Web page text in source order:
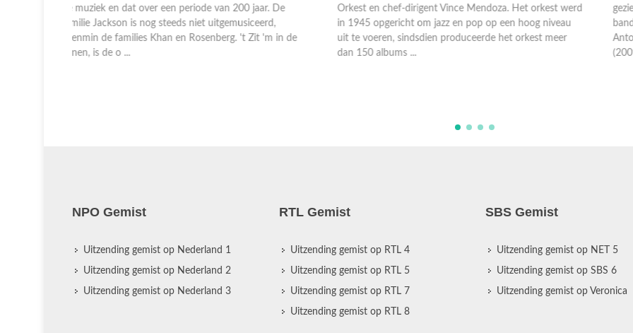
Orkest en chef-dirigent Vince Mendoza. Het orkest werd
in 1945 opgericht om jazz en pop op een hoog niveau
uit te voeren, sindsdien produceerde het orkest meer
dan 150 albums ...
geziene gasten, uitzonderlijke jazzmuzikanten, vaak ook
bandleider en componist. Een compilatie met gitarist
Anton Goudsmit (2010), bassist/pianist Ernst Glerum
(2009), tenorsa ...
NPO Gemist
Uitzending gemist op Nederland 1
Uitzending gemist op Nederland 2
Uitzending gemist op Nederland 3
RTL Gemist
Uitzending gemist op RTL 4
Uitzending gemist op RTL 5
Uitzending gemist op RTL 7
Uitzending gemist op RTL 8
SBS Gemist
Uitzending gemist op NET 5
Uitzending gemist op SBS 6
Uitzending gemist op Veronica